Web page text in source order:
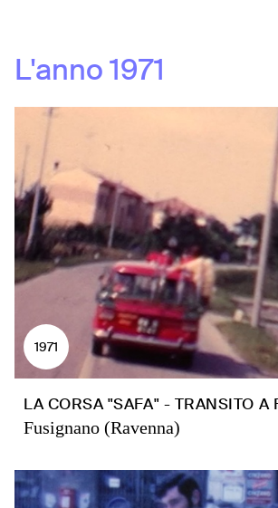
L'anno1971
1971
LA CORSA "SAFA" - TRANSITO A
Fusignano (Ravenna)